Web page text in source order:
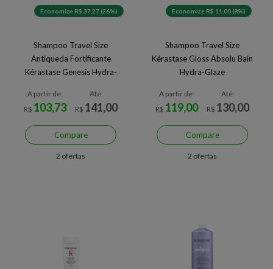
Economize R$ 37,27 (26%)
Shampoo Travel Size
Antiqueda Fortificante
Kérastase Genesis Hydra-
A partir de:
R$ 103,73
Até:
R$ 141,00
Compare
2 ofertas
Economize R$ 11,00 (8%)
Shampoo Travel Size
Kérastase Gloss Absolu Bain
Hydra-Glaze
A partir de:
R$ 119,00
Até:
R$ 130,00
Compare
2 ofertas